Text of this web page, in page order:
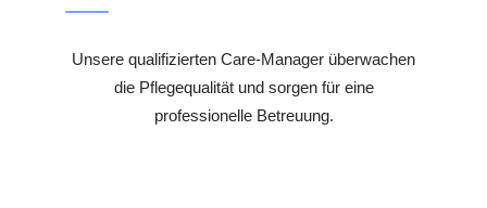
Unsere qualifizierten Care-Manager überwachen
die Pflegequalität und sorgen für eine
professionelle Betreuung.